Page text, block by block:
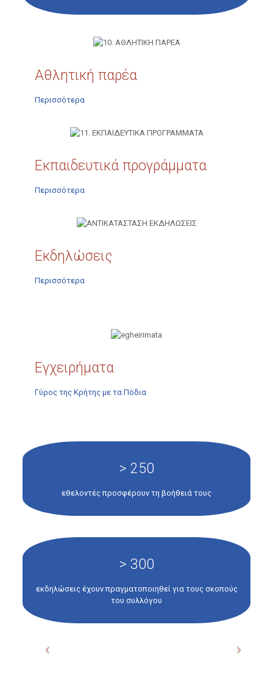
Αθλητική παρέα
Περισσότερα
Εκπαιδευτικά προγράμματα
Περισσότερα
Εκδηλώσεις
Περισσότερα
Εγχειρήματα
Γύρος της Κρήτης με τα Πόδια
> 250
εθελοντές προσφέρουν τη βοήθειά τους
> 300
εκδηλώσεις έχουν πραγματοποιηθεί για τους σκοπούς
του συλλόγου